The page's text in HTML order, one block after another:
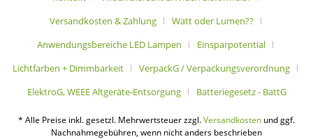
Versandkosten & Zahlung
Watt oder Lumen??
Anwendungsbereiche LED Lampen
Einsparpotential
Lichtfarben + Dimmbarkeit
VerpackG / Verpackungsverordnung
ElektroG, WEEE Altgeräte-Entsorgung
Batteriegesetz - BattG
* Alle Preise inkl. gesetzl. Mehrwertsteuer zzgl.Versandkosten und ggf.
Nachnahmegebühren, wenn nicht anders beschrieben